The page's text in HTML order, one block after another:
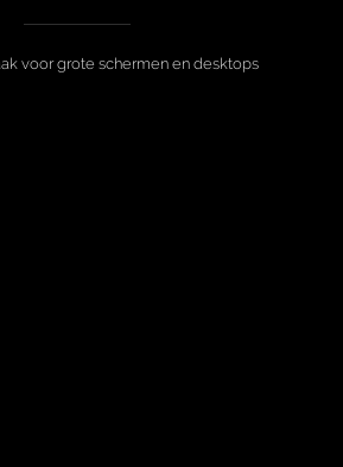
voor grote schermen en desktops